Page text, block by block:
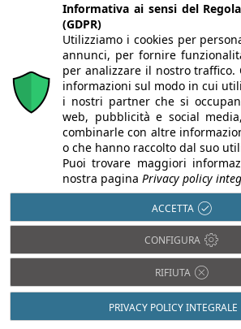
APPROFONDIMENTI
Pavimenti
isolamento
termico e
prevenzione
Sistema di
casseforme
modulari in
plastica
GEOPANEL è
Informativa ai sensi del
(GDPR)
Utilizziamo i cookies per
annunci, per fornire
per analizzare il nostro traffico.
informazioni sul modo in cui
i nostri partner che si
web, pubblicità e social
combinarle con altre
o che hanno raccolto dal suo
Puoi trovare maggiori
nostra pagina Privacy policy
ACCETTA
CONFIGURA
RIFIUTA
PRIVACY POLICY INTEGRALE